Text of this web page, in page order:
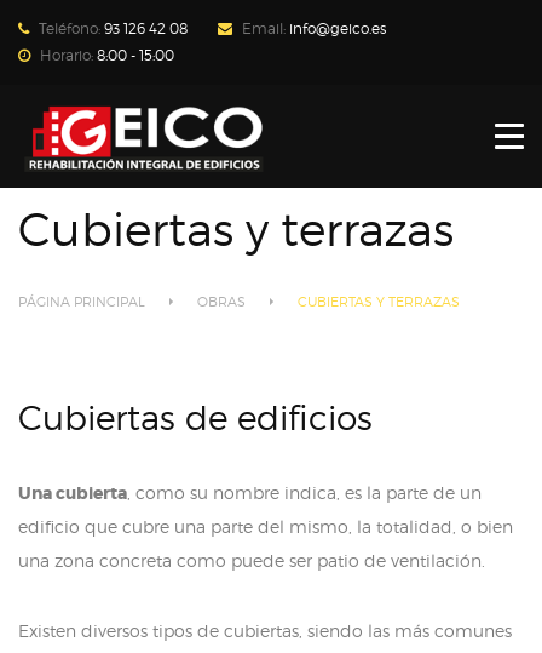
Teléfono: 93 126 42 08 Email: info@geico.es
Horario: 8:00 - 15:00
REHABILITACIÓN
NOSOTROS
SERVICIOS
TRABAJOS REALIZADOS
CONTACTO
Cubiertas y terrazas
PÁGINA PRINCIPAL OBRAS CUBIERTAS Y TERRAZAS
Cubiertas de edificios
Una cubierta , como su nombre indica, es la parte de un
edificio que cubre una parte del mismo, la totalidad, o bien
una zona concreta como puede ser patio de ventilación.
Existen diversos tipos de cubiertas, siendo las más comunes